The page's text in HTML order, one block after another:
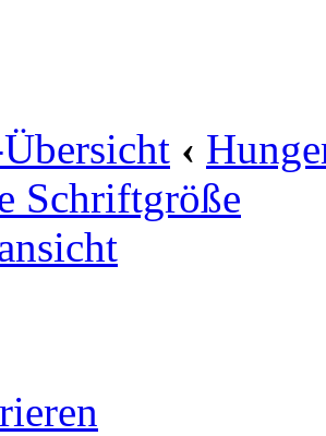
‹
Schriftgröße